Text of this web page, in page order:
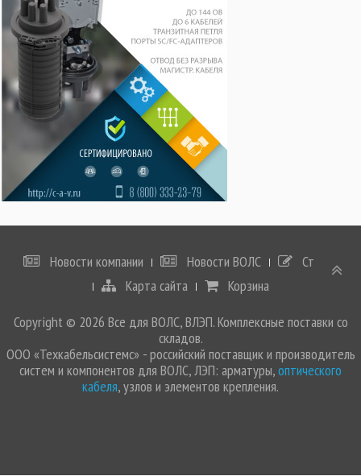
Новости компании Новости ВОЛС
Статьи
Карта сайта
Корзина
Copyright © 2026 Все для ВОЛС, ВЛЭП. Комплексные поставки со
складов.
ООО «Техкабельсистемс» - российский поставщик и производитель
систем и компонентов для ВОЛС, ЛЭП: арматуры,оптического
кабеля, узлов и элементов крепления.